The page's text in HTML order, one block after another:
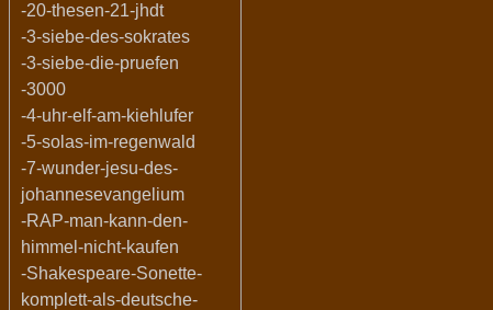
-20-thesen-21-jhdt
-3-siebe-des-sokrates
-3-siebe-die-pruefen
-3000
-4-uhr-elf-am-kiehlufer
-5-solas-im-regenwald
-7-wunder-jesu-des-
johannesevangelium
-RAP-man-kann-den-
himmel-nicht-kaufen
-Shakespeare-Sonette-
komplett-als-deutsche-